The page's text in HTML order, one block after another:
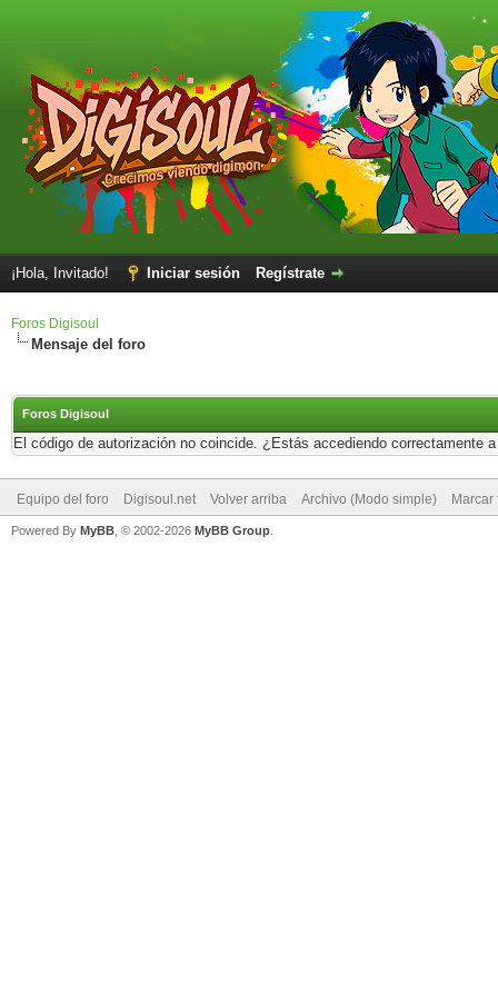
¡Hola, Invitado! Iniciar sesión Regístrate
Foros Digisoul
Mensaje del foro
Foros Digisoul
El código de autorización no coincide. ¿Estás accediendo correctamente
Equipo del foro Digisoul.net Volver arriba Archivo (Modo simple)
Powered By MyBB , © 2002-2026 MyBB Group